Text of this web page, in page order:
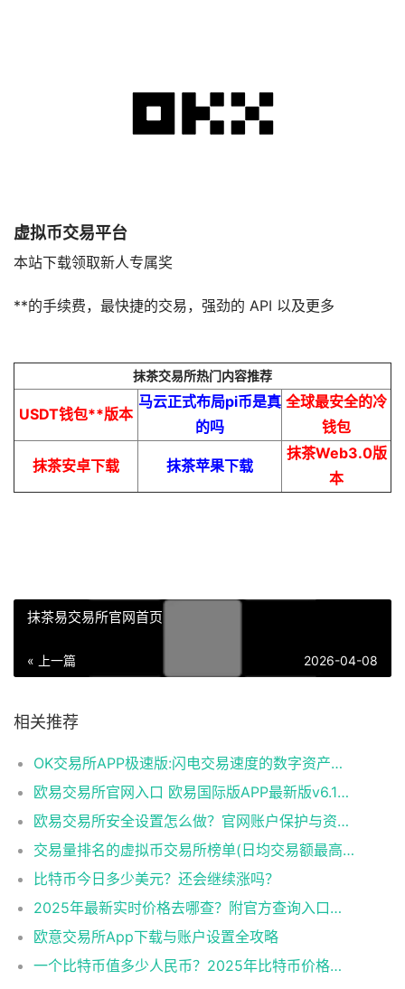
虚拟币交易平台
本站下载领取新人专属奖
**的手续费，最快捷的交易，强劲的 API 以及更多
抹茶交易所热门内容推荐
USDT钱包**版本
马云正式布局pi币是真
的吗
全球最安全的冷
钱包
抹茶安卓下载 抹茶苹果下载
抹茶Web3.0版
本
抹茶易交易所官网首页
« 上一篇 2026-04-08
相关推荐
OK交易所APP极速版:闪电交易速度的数字资产平台​
欧易交易所官网入口 欧易国际版APP最新版v6.144.0下载与使用指南
欧易交易所安全设置怎么做？官网账户保护与资产防盗完整教程
交易量排名的虚拟币交易所榜单(日均交易额最高的10家平台)
比特币今日多少美元？还会继续涨吗？​
2025年最新实时价格去哪查？附官方查询入口与走势图！​
欧意交易所App下载与账户设置全攻略
一个比特币值多少人民币？2025年比特币价格解析